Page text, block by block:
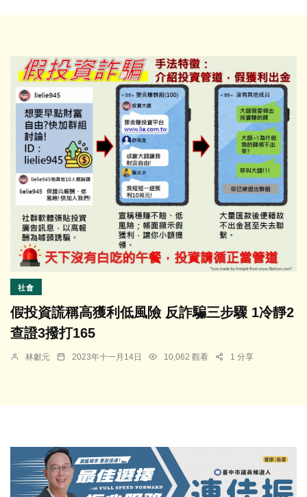
社會
假投資謊稱高獲利低風險 反詐騙三步驟 1冷靜2
查證3撥打165
林獻元 2023年十一月14日 10,062 觀看 1 分享